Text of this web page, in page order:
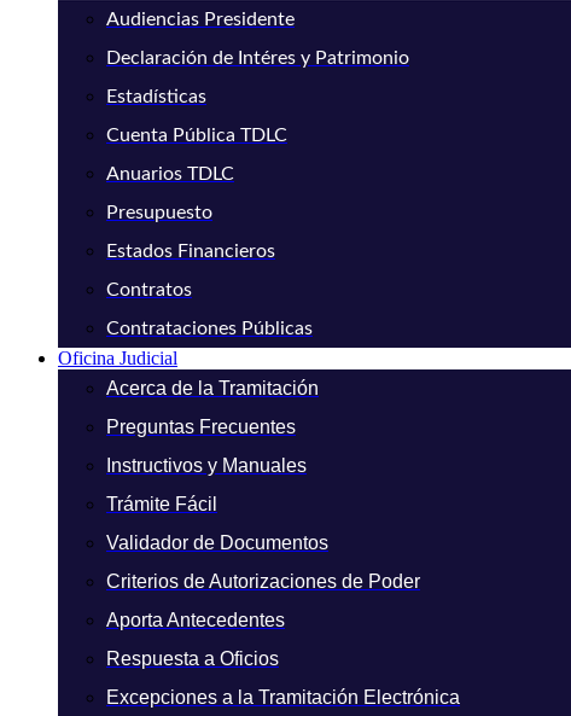
Audiencias Presidente
Declaración de Intéres y Patrimonio
Estadísticas
Cuenta Pública TDLC
Anuarios TDLC
Presupuesto
Estados Financieros
Contratos
Contrataciones Públicas
Oficina Judicial
Acerca de la Tramitación
Preguntas Frecuentes
Instructivos y Manuales
Trámite Fácil
Validador de Documentos
Criterios de Autorizaciones de Poder
Aporta Antecedentes
Respuesta a Oficios
Excepciones a la Tramitación Electrónica